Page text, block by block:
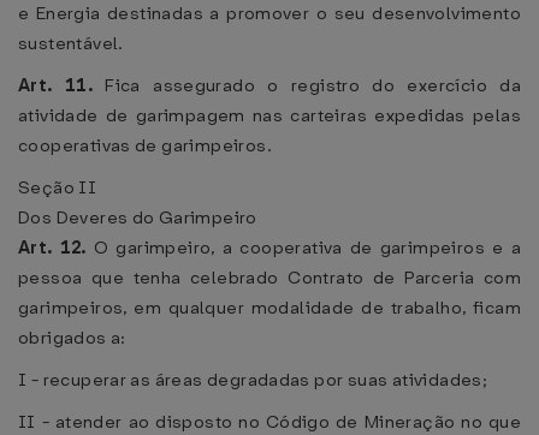
e Energia destinadas a promover o seu desenvolvimento
sustentável.
Art. 11. Fica assegurado o registro do exercício da
atividade de garimpagem nas carteiras expedidas pelas
cooperativas de garimpeiros.
Seção II
Dos Deveres do Garimpeiro
Art. 12. O garimpeiro, a cooperativa de garimpeiros e a
pessoa que tenha celebrado Contrato de Parceria com
garimpeiros, em qualquer modalidade de trabalho, ficam
obrigados a:
I - recuperar as áreas degradadas por suas atividades;
II - atender ao disposto no Código de Mineração no que